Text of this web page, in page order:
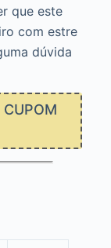
que este
com estre
dúvida
CUPOM